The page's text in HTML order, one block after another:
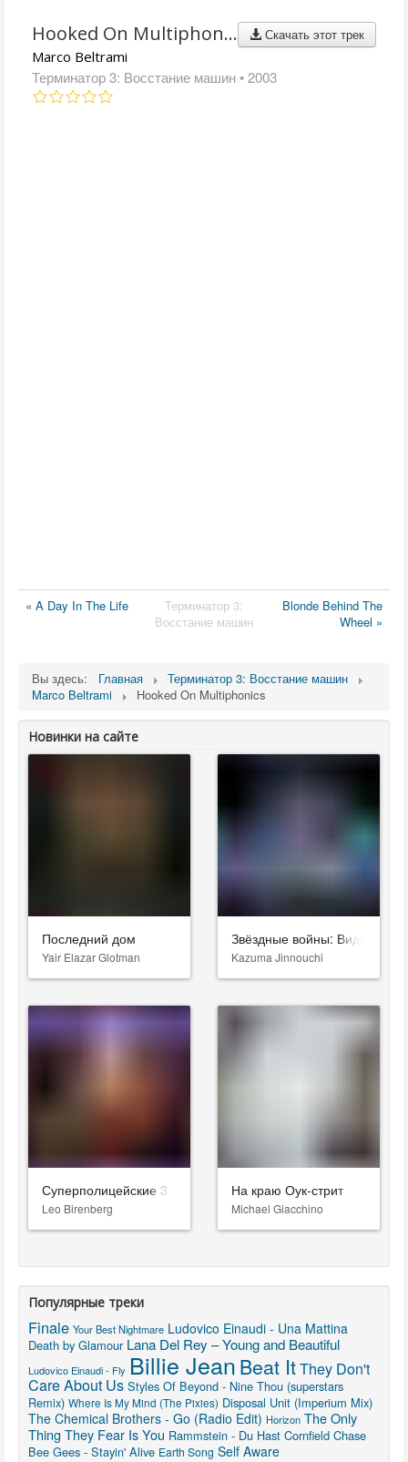
Скачать этот трек
Hooked On Multiphonics
Marco Beltrami
Терминатор 3: Восстание машин • 2003
« A Day In The Life
Терминатор 3:
Восстание машин
Blonde Behind The
Wheel »
Вы здесь: Главная
Терминатор 3: Восстание машин
Marco Beltrami
Hooked On Multiphonics
Новинки на сайте
Последний дом
Yair Elazar Glotman
Звёздные войны: Видения.
Kazuma Jinnouchi
Суперполицейские 3
Leo Birenberg
На краю Оук-стрит
Michael Giacchino
Популярные треки
Finale Your Best Nightmare Ludovico Einaudi - Una Mattina
Death by Glamour Lana Del Rey – Young and Beautiful
Ludovico Einaudi - Fly Billie JeanBeat ItThey Don't
Care About Us Styles Of Beyond - Nine Thou (superstars
Remix) Where Is My Mind (The Pixies) Disposal Unit (Imperium Mix)
The Chemical Brothers - Go (Radio Edit) Horizon The Only
Thing They Fear Is You Rammstein - Du Hast Cornfield Chase
Bee Gees - Stayin' Alive Earth Song Self Aware